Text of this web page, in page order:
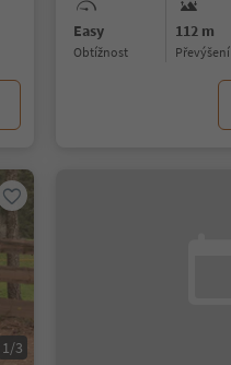
Easy
Obtížnost
112 m
Převýšení
1/3